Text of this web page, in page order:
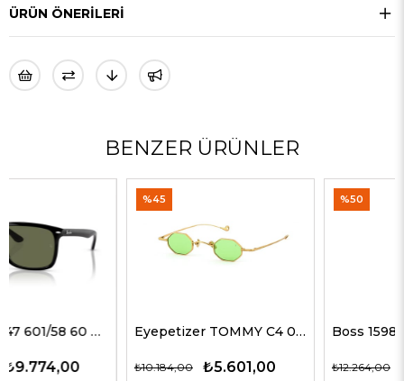
ÜRÜN ÖNERILERI
BENZER ÜRÜNLER
Eyepetizer TOMMY C4 09-23 G Erkek Güneş Gözlükleri
₺5.601,00
₺10.184,00
Boss 1598/S KB7QT 55 G Erkek Güneş Gözlükleri
₺6.132,00
₺12.264,00